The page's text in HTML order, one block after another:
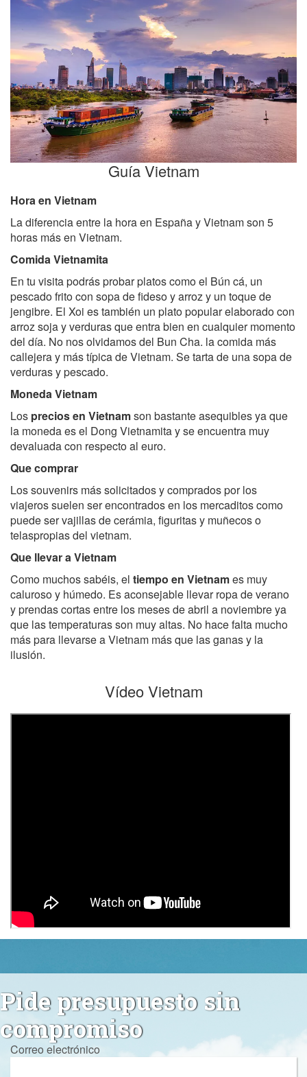
Guía Vietnam
Hora en Vietnam
La diferencia entre la hora en España y Vietnam son 5
horas más en Vietnam.
Comida Vietnamita
En tu visita podrás probar platos como el Bún cá, un
pescado frito con sopa de fideso y arroz y un toque de
jengibre. El Xoi es también un plato popular elaborado con
arroz soja y verduras que entra bien en cualquier momento
del día. No nos olvidamos del Bun Cha. la comida más
callejera y más típica de Vietnam. Se tarta de una sopa de
verduras y pescado.
Moneda Vietnam
Los precios en Vietnamson bastante asequibles ya que
la moneda es el Dong Vietnamita y se encuentra muy
devaluada con respecto al euro.
Que comprar
Los souvenirs más solicitados y comprados por los
viajeros suelen ser encontrados en los mercaditos como
puede ser vajillas de cerámia, figuritas y muñecos o
telaspropias del vietnam.
Que llevar a Vietnam
Como muchos sabéis, el tiempo en Vietnames muy
caluroso y húmedo. Es aconsejable llevar ropa de verano
y prendas cortas entre los meses de abril a noviembre ya
que las temperaturas son muy altas. No hace falta mucho
más para llevarse a Vietnam más que las ganas y la
ilusión.
Vídeo Vietnam
Pide presupuesto sin
compromiso
Correo electrónico